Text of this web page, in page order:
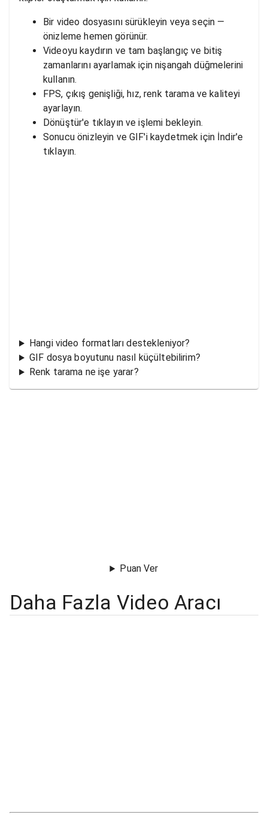
Bir video dosyasını sürükleyin veya seçin —
önizleme hemen görünür.
Videoyu kaydırın ve tam başlangıç ve bitiş
zamanlarını ayarlamak için nişangah düğmelerini
kullanın.
FPS, çıkış genişliği, hız, renk tarama ve kaliteyi
ayarlayın.
Dönüştür'e tıklayın ve işlemi bekleyin.
Sonucu önizleyin ve GIF'i kaydetmek için İndir'e
tıklayın.
Hangi video formatları destekleniyor?
GIF dosya boyutunu nasıl küçültebilirim?
Renk tarama ne işe yarar?
Puan Ver
Daha Fazla Video Aracı